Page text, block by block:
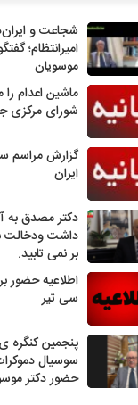
شجاعت و
امیرانتظام؛
موسویان
ماشین اعدام را
شورای مرکزی
گزارش مراسم
ایران
دکتر مصدق به
داشت ودخالت
بر نمی تابید.
اطلاعیه حضور
سی تیر
پنجمین
سوسیال
حضور دکتر